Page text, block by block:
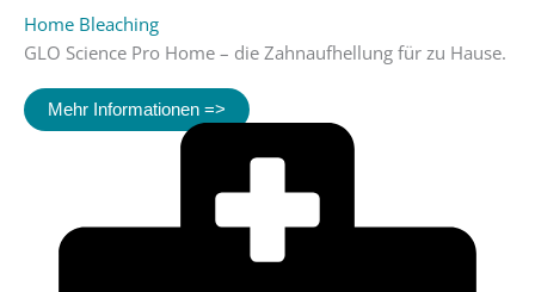
Home Bleaching
GLO Science Pro Home – die Zahnaufhellung für zu Hause.
Mehr Informationen =>